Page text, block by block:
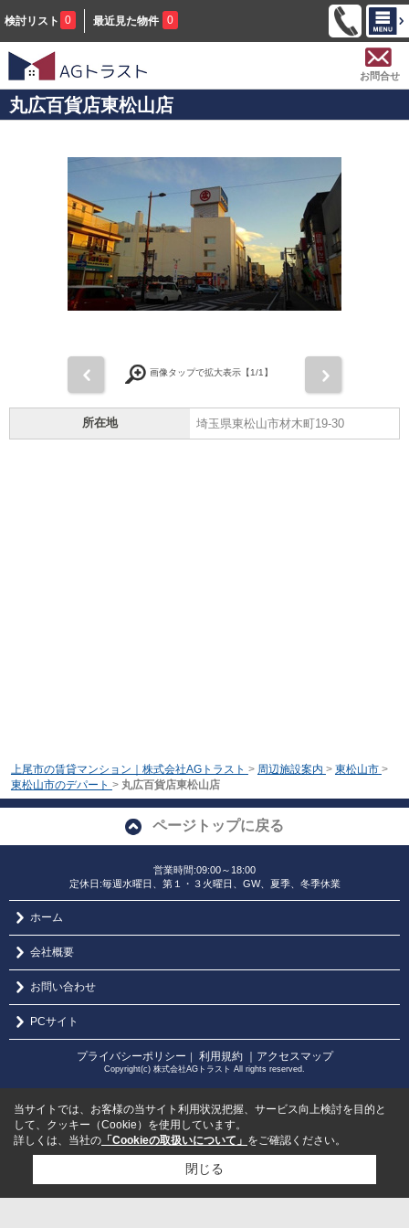
検討リスト 0 最近見た物件 0
お問合せ
丸広百貨店東松山店
画像タップで拡大表示【1/1】
所在地 埼玉県東松山市材木町19-30
上尾市の賃貸マンション｜株式会社AGトラスト > 周辺施設案内 > 東松山市 >
東松山市のデパート > 丸広百貨店東松山店
ページトップに戻る
営業時間:09:00～18:00
定休日:毎週水曜日、第１・３火曜日、GW、夏季、冬季休業
ホーム
会社概要
お問い合わせ
PCサイト
プライバシーポリシー ｜ 利用規約 ｜アクセスマップ
Copyright(c) 株式会社AGトラスト All rights reserved.
当サイトでは、お客様の当サイト利用状況把握、サービス向上検討を目的と
して、クッキー（Cookie）を使用しています。
詳しくは、当社の 「Cookieの取扱いについて」 をご確認ください。
閉じる